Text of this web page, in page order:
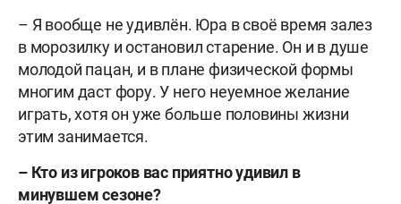
– Я вообще не удивлён. Юра в своё время залез
в морозилку и остановил старение. Он и в душе
молодой пацан, и в плане физической формы
многим даст фору. У него неуемное желание
играть, хотя он уже больше половины жизни
этим занимается.
– Кто из игроков вас приятно удивил в
минувшем сезоне?